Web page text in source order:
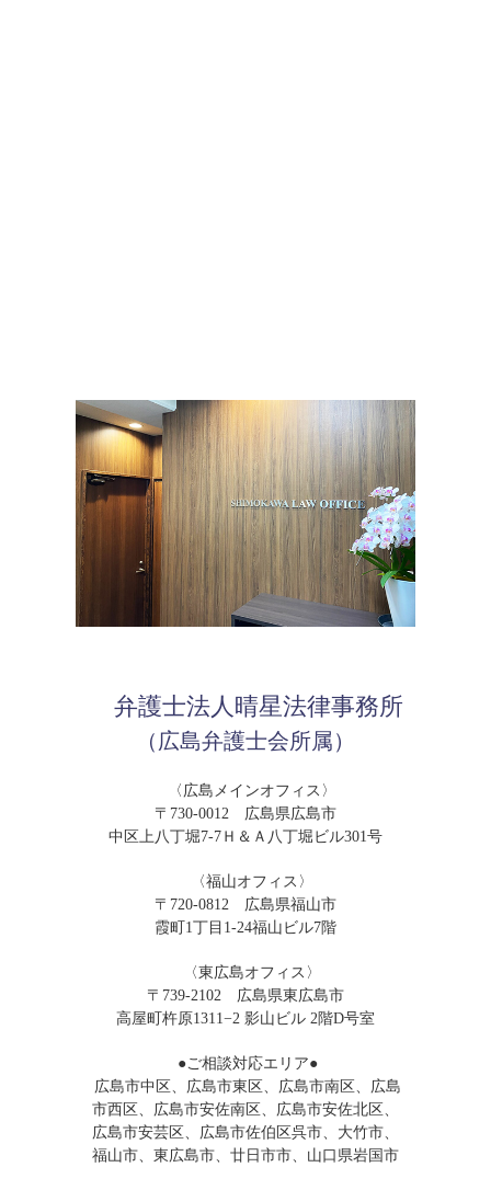
弁護士法人晴星法律事務所
（広島弁護士会所属）
〈広島メインオフィス〉
〒730-0012 広島県広島市
中区上八丁堀7-7Ｈ＆Ａ八丁堀ビル301号
〈福山オフィス〉
〒720-0812 広島県福山市
霞町1丁目1-24福山ビル7階
〈東広島オフィス〉
〒739-2102 広島県東広島市
高屋町杵原1311−2 影山ビル 2階D号室
●ご相談対応エリア●
広島市中区、広島市東区、広島市南区、広島
市西区、広島市安佐南区、広島市安佐北区、
広島市安芸区、広島市佐伯区呉市、大竹市、
福山市、東広島市、廿日市市、山口県岩国市